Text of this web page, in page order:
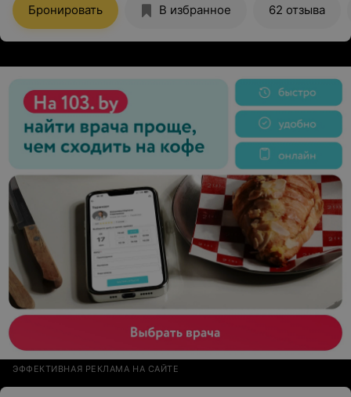
Бронировать В избранное 62 отзыва
ЭФФЕКТИВНАЯ РЕКЛАМА НА САЙТЕ